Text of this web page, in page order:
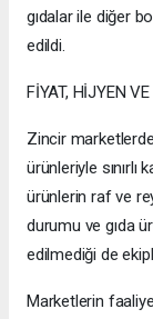
gıdalar ile diğer
edildi.
FİYAT, HİJYEN
Zincir
ürünleriyle sınırlı
ürünlerin raf ve
durumu ve gıda
edilmediği de
Marketlerin